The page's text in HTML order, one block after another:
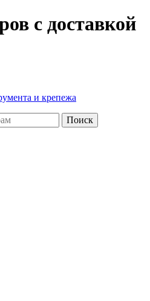
с доставкой
и крепежа
Поиск